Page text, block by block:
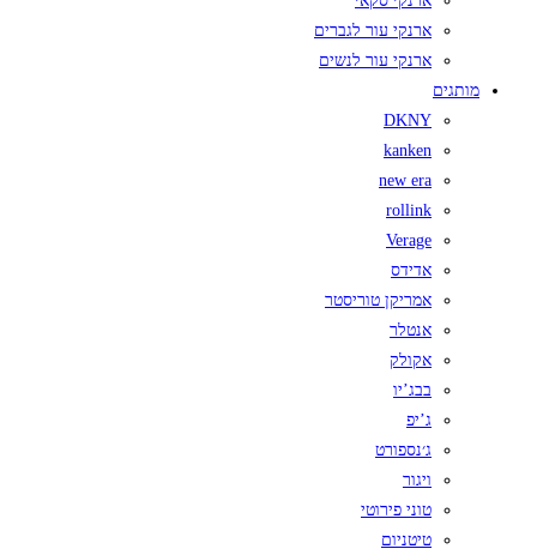
ארנקי עור לגברים
ארנקי עור לנשים
מותגים
DKNY
kanken
new era
rollink
Verage
אדידס
אמריקן טוריסטר
אנטלר
אקולק
בבג’יו
ג’יפ
ג׳נספורט
ויגור
טוני פירוטי
טיטניום